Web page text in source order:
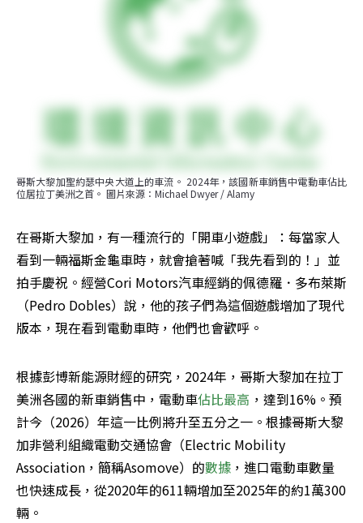
哥斯大黎加聖約瑟中央大道上的車流。 2024年，該國新車銷售中電動車佔比
位居拉丁美洲之首。 圖片來源：Michael Dwyer / Alamy
在哥斯大黎加，有一種流行的「開車小遊戲」：每當家人
看到一輛福斯金龜車時，就會搶著喊「我先看到的！」並
拍手慶祝。經營Cori Motors汽車經銷的佩德羅．多布萊斯
（Pedro Dobles）說，他的孩子們為這個遊戲增加了現代
版本，現在看到電動車時，他們也會歡呼。
根據彭博新能源財經的研究，2024年，哥斯大黎加在拉丁
美洲各國的新車銷售中，電動車佔比最高 ，達到16%。預
計今（2026）年這一比例將升至五分之一。根據哥斯大黎
加非營利組織電動交通協會（Electric Mobility
Association，簡稱Asomove）的數據 ，進口電動車數量
也快速成長，從2020年的611輛增加至2025年的約1萬300
輛。